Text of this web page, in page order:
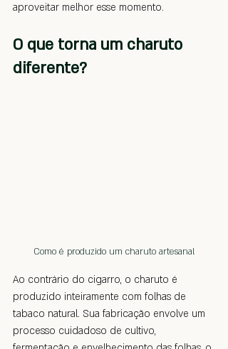
aproveitar melhor esse momento.
O que torna um charuto
diferente?
Como é produzido um charuto artesanal
Ao contrário do cigarro, o charuto é
produzido inteiramente com folhas de
tabaco natural. Sua fabricação envolve um
processo cuidadoso de cultivo,